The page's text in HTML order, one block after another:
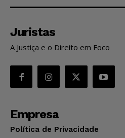
Juristas
A Justiça e o Direito em Foco
Empresa
Política de Privacidade